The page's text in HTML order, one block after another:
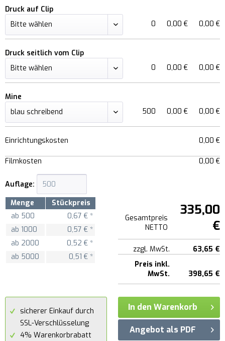
Druck auf Clip
0
0,00 € 0,00 €
Druck seitlich vom Clip
0
0,00 € 0,00 €
Mine
500
0,00 € 0,00 €
Einrichtungskosten 0,00 €
Filmkosten 0,00 €
Auflage:
Menge
Stückpreis
ab 500
0,67 € *
ab 1000
0,57 € *
ab 2000
0,52 € *
ab 5000 0,51 € *
Gesamtpreis
NETTO
335,00
€
zzgl. MwSt.
63,65 €
Preis inkl.
MwSt.
398,65 €
sicherer Einkauf durch
SSL-Verschlüsselung
4% Warenkorbrabatt
In den Warenkorb
Angebot als PDF